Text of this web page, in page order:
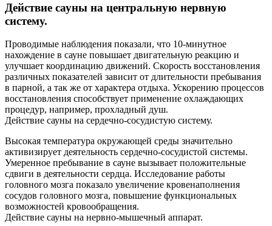
Действие сауны на центральную нервную
систему.
Проводимые наблюдения показали, что 10-минутное
нахождение в сауне повышает двигательную реакцию и
улучшает координацию движений. Скорость восстановления
различных показателей зависит от длительности пребывания
в парной, а так же от характера отдыха. Ускорению процессов
восстановления способствует применение охлаждающих
процедур, например, прохладный душ.
Действие сауны на сердечно-сосудистую систему.
Высокая температура окружающей среды значительно
активизирует деятельность сердечно-сосудистой системы.
Умеренное пребывание в сауне вызывает положительные
сдвиги в деятельности сердца. Исследование работы
головного мозга показало увеличение кровенаполнения
сосудов головного мозга, повышение функциональных
возможностей кровообращения.
Действие сауны на нервно-мышечный аппарат.